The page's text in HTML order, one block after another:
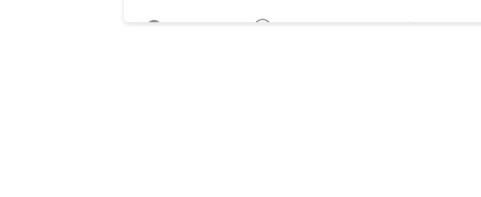
09/02/25 Par MenouActu 0